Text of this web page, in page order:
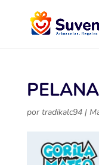
portradikalc94|